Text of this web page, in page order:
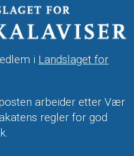
i Landslaget for
arbeider etter Vær
regler for god